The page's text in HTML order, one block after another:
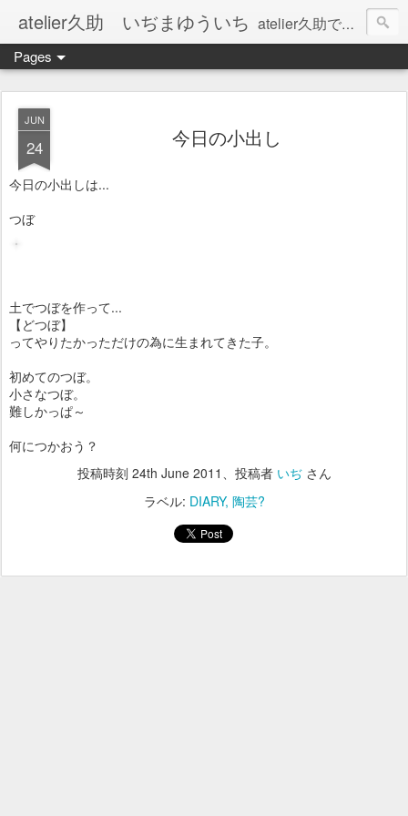
atelier久助 いぢまゆういち atelier久助では土と火から暖かなモノたちを生み出しています。 ご覧になられた方が和んで頂ければ幸いです。
Pages
JUN
24 今日の小出し
今日の小出しは...
つぼ
土でつぼを作って...
【どつぼ】
ってやりたかっただけの為に生まれてきた子。
初めてのつぼ。
小さなつぼ。
難しかっぱ～
何につかおう？
投稿時刻 24th June 2011 、投稿者 いぢさん
ラベル: DIARY 陶芸?